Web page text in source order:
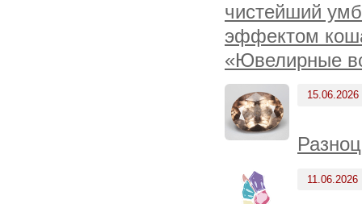
чистейший
эффектом
«Ювелирные
15.06.2026
11.06.2026